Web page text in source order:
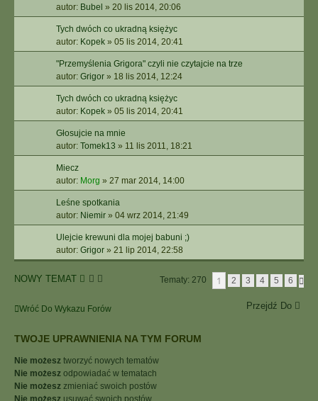
autor: Bubel » 20 lis 2014, 20:06
Tych dwóch co ukradną księżyc
autor: Kopek » 05 lis 2014, 20:41
"Przemyślenia Grigora" czyli nie czytajcie na trze
autor: Grigor » 18 lis 2014, 12:24
Tych dwóch co ukradną księżyc
autor: Kopek » 05 lis 2014, 20:41
Głosujcie na mnie
autor: Tomek13 » 11 lis 2011, 18:21
Miecz
autor: Morg » 27 mar 2014, 14:00
Leśne spotkania
autor: Niemir » 04 wrz 2014, 21:49
Ulejcie krewuni dla mojej babuni ;)
autor: Grigor » 21 lip 2014, 22:58
NOWY TEMAT Tematy: 270 1 2 3 4 5 6
Wróć Do Wykazu Forów Przejdź Do
TWOJE UPRAWNIENIA NA TYM FORUM
Nie możesz tworzyć nowych tematów
Nie możesz odpowiadać w tematach
Nie możesz zmieniać swoich postów
Nie możesz usuwać swoich postów